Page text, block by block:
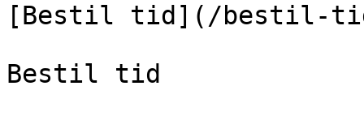
[Bestil tid](/bestil-
Bestil tid